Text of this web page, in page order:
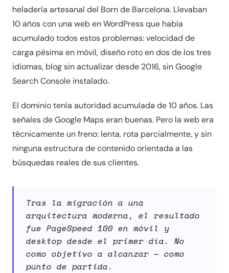
heladería artesanal del Born de Barcelona. Llevaban
10 años con una web en WordPress que había
acumulado todos estos problemas: velocidad de
carga pésima en móvil, diseño roto en dos de los tres
idiomas, blog sin actualizar desde 2016, sin Google
Search Console instalado.
El dominio tenía autoridad acumulada de 10 años. Las
señales de Google Maps eran buenas. Pero la web era
técnicamente un freno: lenta, rota parcialmente, y sin
ninguna estructura de contenido orientada a las
búsquedas reales de sus clientes.
Tras la migración a una
arquitectura moderna, el resultado
fue PageSpeed 100 en móvil y
desktop desde el primer día. No
como objetivo a alcanzar — como
punto de partida.